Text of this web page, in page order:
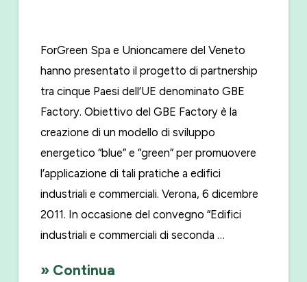
ForGreen Spa e Unioncamere del Veneto
hanno presentato il progetto di partnership
tra cinque Paesi dell’UE denominato GBE
Factory. Obiettivo del GBE Factory è la
creazione di un modello di sviluppo
energetico “blue” e “green” per promuovere
l’applicazione di tali pratiche a edifici
industriali e commerciali. Verona, 6 dicembre
2011. In occasione del convegno “Edifici
industriali e commerciali di seconda …
» Continua